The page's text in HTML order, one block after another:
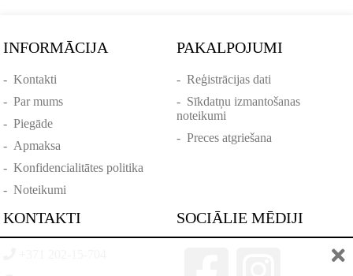
INFORMĀCIJA
-Kontakti
-Par mums
-Piegāde
- Apmaksa
-Konfidencialitātes politika
-Noteikumi
PAKALPOJUMI
- Reģistrācijas dati
- Sīkdatņu izmantošanas
noteikumi
- Preces atgriešana
KONTAKTI SOCIĀLIE MĒDIJI